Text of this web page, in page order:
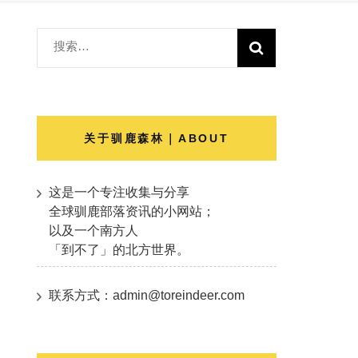
搜
索：
关于驯鹿森林｜ABOUT
这是一个专注收集与分享
全球驯鹿部落资讯的小网站；
以及一个南方人
「到不了」的北方世界。
联系方式：admin@toreindeer.com